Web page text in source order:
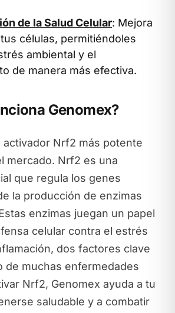
de la Salud Celular: Mejora
células, permitiéndoles
ambiental y el
de manera más efectiva.
Genomex?
activador Nrf2 más potente
mercado. Nrf2 es una
que regula los genes
la producción de enzimas
enzimas juegan un papel
celular contra el estrés
dos factores clave
de muchas enfermedades
Nrf2, Genomex ayuda a tu
saludable y a combatir